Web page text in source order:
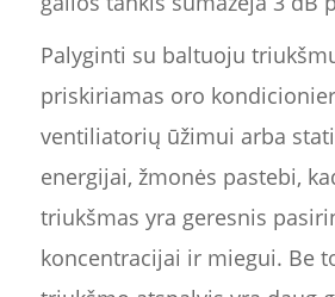
Palyginti su baltuoju
priskiriamas oro
ventiliatorių ūžimui arba
energijai, žmonės pastebi,
triukšmas yra geresnis
koncentracijai ir miegui. Be